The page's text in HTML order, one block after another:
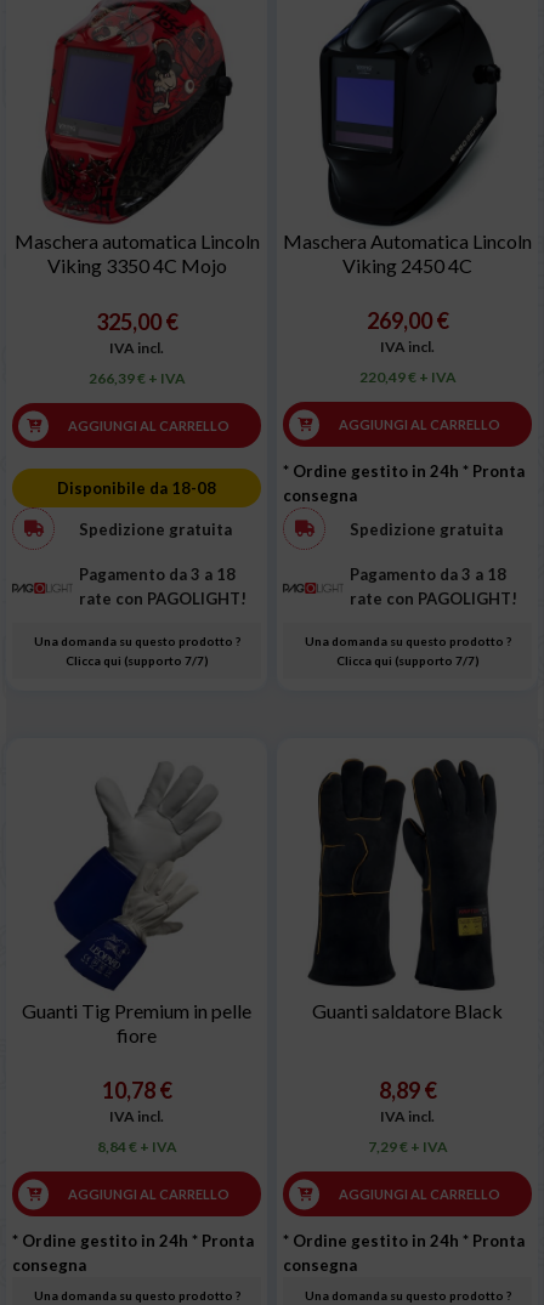
Maschera automatica Lincoln
Viking 3350 4C Mojo
325,00 €
IVA incl.
266,39 € + IVA
AGGIUNGI AL CARRELLO
Disponibile da 18-08
Spedizione gratuita
Pagamento da 3 a 18
rate con PAGOLIGHT!
Una domanda su questo prodotto ?
Clicca qui (supporto 7/7)
Maschera Automatica Lincoln
Viking 2450 4C
269,00 €
IVA incl.
220,49 € + IVA
AGGIUNGI AL CARRELLO
* Ordine gestito in 24h * Pronta
consegna
Spedizione gratuita
Pagamento da 3 a 18
rate con PAGOLIGHT!
Una domanda su questo prodotto ?
Clicca qui (supporto 7/7)
Guanti Tig Premium in pelle
fiore
10,78 €
IVA incl.
8,84 € + IVA
AGGIUNGI AL CARRELLO
* Ordine gestito in 24h * Pronta
consegna
Una domanda su questo prodotto ?
Guanti saldatore Black
8,89 €
IVA incl.
7,29 € + IVA
AGGIUNGI AL CARRELLO
* Ordine gestito in 24h * Pronta
consegna
Una domanda su questo prodotto ?